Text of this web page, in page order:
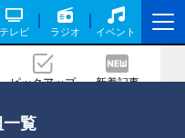
テレビ ラジオ イベント
ピックアップ 新着記事
覧